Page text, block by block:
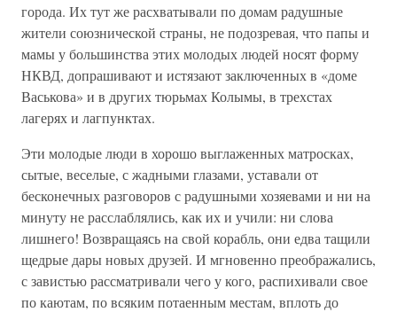
города. Их тут же расхватывали по домам радушные
жители союзнической страны, не подозревая, что папы и
мамы у большинства этих молодых людей носят форму
НКВД, допрашивают и истязают заключенных в «доме
Васькова» и в других тюрьмах Колымы, в трехстах
лагерях и лагпунктах.
Эти молодые люди в хорошо выглаженных матросках,
сытые, веселые, с жадными глазами, уставали от
бесконечных разговоров с радушными хозяевами и ни на
минуту не расслаблялись, как их и учили: ни слова
лишнего! Возвращаясь на свой корабль, они едва тащили
щедрые дары новых друзей. И мгновенно преображались,
с завистью рассматривали чего у кого, распихивали свое
по каютам, по всяким потаенным местам, вплоть до